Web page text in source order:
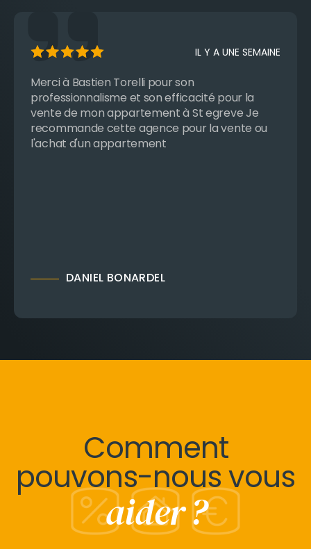
IL Y A UNE SEMAINE
Merci à Bastien Torelli pour son
professionnalisme et son efficacité pour la
vente de mon appartement à St egreve Je
recommande cette agence pour la vente ou
l'achat d'un appartement
DANIEL BONARDEL
Comment
pouvons-nous vous
aider ?